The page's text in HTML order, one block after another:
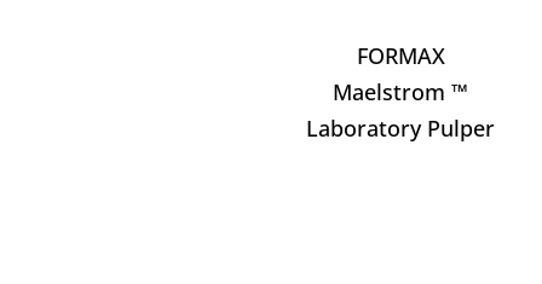
FORMAX
Maelstrom ™
Laboratory Pulper